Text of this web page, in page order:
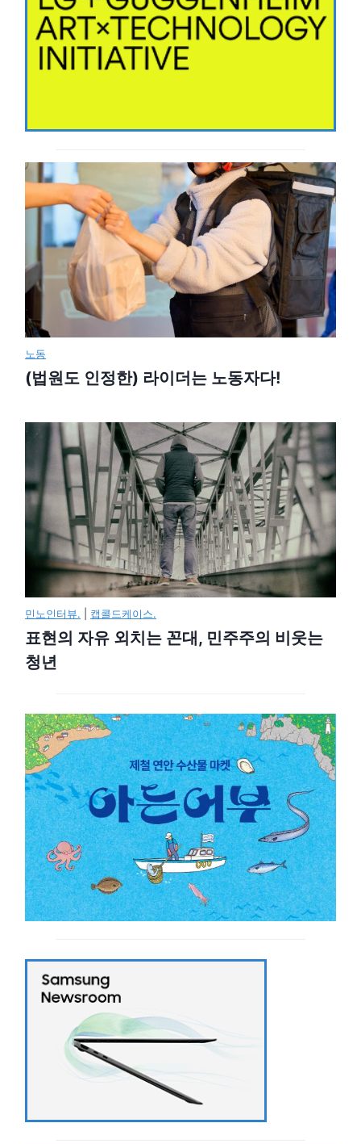
노동
(법원도 인정한) 라이더는 노동자다!
민노인터뷰. 캡콜드케이스.
표현의 자유 외치는 꼰대, 민주주의 비웃는
청년